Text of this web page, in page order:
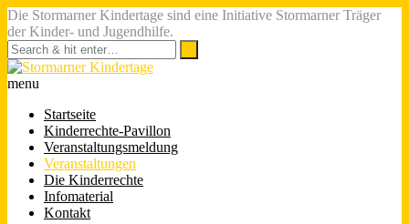
Die Stormarner Kindertage sind eine Initiative Stormarner Träger
der Kinder- und Jugendhilfe.
menu
Startseite
Kinderrechte-Pavillon
Veranstaltungsmeldung
Veranstaltungen
Die Kinderrechte
Infomaterial
Kontakt